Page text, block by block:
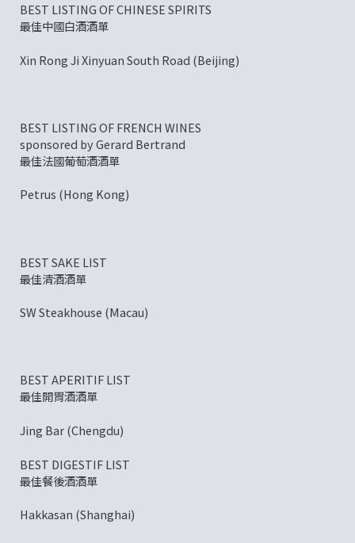
BEST LISTING OF CHINESE SPIRITS
最佳中國白酒酒單
Xin Rong Ji Xinyuan South Road (Beijing)
BEST LISTING OF FRENCH WINES
sponsored by Gerard Bertrand
最佳法國葡萄酒酒單
Petrus (Hong Kong)
BEST SAKE LIST
最佳清酒酒單
SW Steakhouse (Macau)
BEST APERITIF LIST
最佳開胃酒酒單
Jing Bar (Chengdu)
BEST DIGESTIF LIST
最佳餐後酒酒單
Hakkasan (Shanghai)